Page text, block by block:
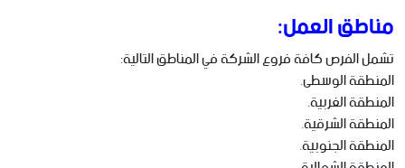
مناطق العمل:
تشمل الفرص كافة فروع الشركة في المناطق التالية:
المنطقة الوسطى.
المنطقة الغربية.
المنطقة الشرقية.
المنطقة الجنوبية.